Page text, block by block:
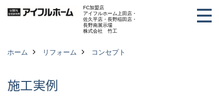
FC加盟店
アイフルホーム上田店・
佐久平店・長野稲田店・
長野南展示場
株式会社 竹工
ホーム リフォーム コンセプト
施工実例